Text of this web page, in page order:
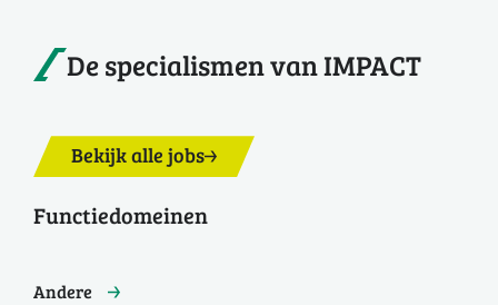
De specialismen van IMPACT
Bekijk alle jobs
Functiedomeinen
Andere